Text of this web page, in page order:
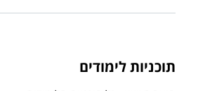
תוכניות לימודים